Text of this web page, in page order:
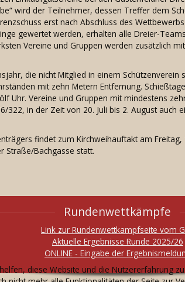
wird der Teilnehmer, dessen Treffer dem
erst nach Abschluss des
gewertet werden, erhalten alle Dreier-
Vereine und Gruppen werden zusätzlich mit
die nicht Mitglied in einem Schützenverein
mit zehn Metern Entfernung.
Uhr. Vereine und Gruppen mit mindestens
in der Zeit von 20. Juli bis 2. August auch
findet zum Kirchweihauftakt am Freitag,
Straße/Bachgasse statt.
Rundenwettkämpfe
Link zur Rundenwettkampfseite vom
Aktuelle Ergebnisse Runde 2025/26
ONLINE - Eingabe der
diese Website und die Nutzererfahrung zu